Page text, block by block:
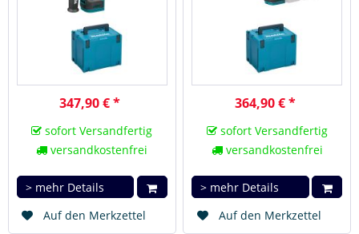
347,90 € *
sofort Versandfertig
versandkostenfrei
> mehr Details
Auf den Merkzettel
364,90 € *
sofort Versandfertig
versandkostenfrei
> mehr Details
Auf den Merkzettel